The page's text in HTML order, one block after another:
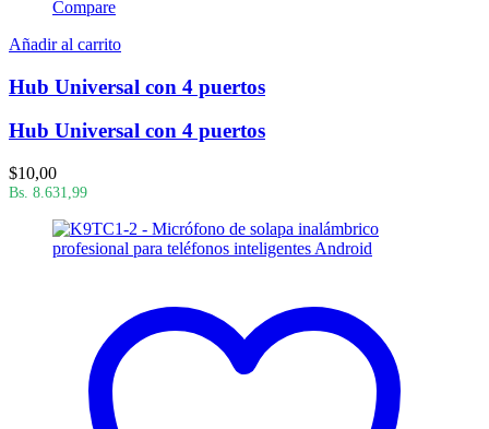
Compare
Añadir al carrito
Hub Universal con 4 puertos
Hub Universal con 4 puertos
$10,00
Bs. 8.631,99